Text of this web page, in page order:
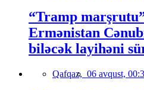
“Tramp
Ermənistan
biləcək layihəni
Qafqaz, 06 avqust,